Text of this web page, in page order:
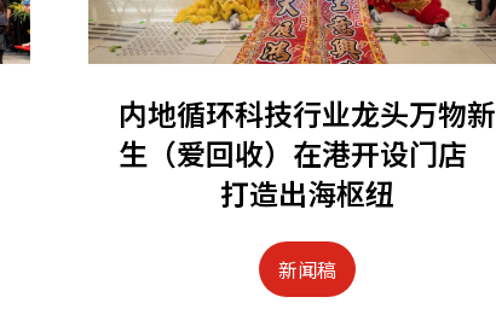
内地循环科技行业龙头万物新
生（爱回收）在港开设门店
打造出海枢纽
新闻稿